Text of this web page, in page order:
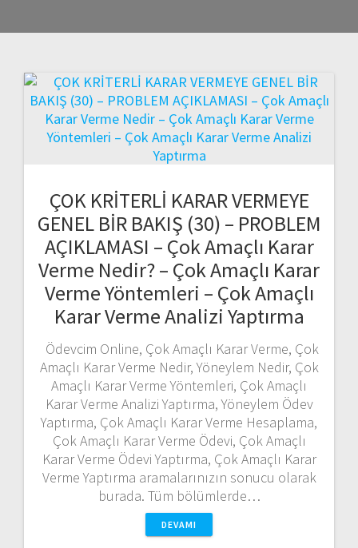
ÇOK KRİTERLİ KARAR VERMEYE
GENEL BİR BAKIŞ (30) – PROBLEM
AÇIKLAMASI – Çok Amaçlı Karar
Verme Nedir? – Çok Amaçlı Karar
Verme Yöntemleri – Çok Amaçlı
Karar Verme Analizi Yaptırma
Ödevcim Online, Çok Amaçlı Karar Verme, Çok
Amaçlı Karar Verme Nedir, Yöneylem Nedir, Çok
Amaçlı Karar Verme Yöntemleri, Çok Amaçlı
Karar Verme Analizi Yaptırma, Yöneylem Ödev
Yaptırma, Çok Amaçlı Karar Verme Hesaplama,
Çok Amaçlı Karar Verme Ödevi, Çok Amaçlı
Karar Verme Ödevi Yaptırma, Çok Amaçlı Karar
Verme Yaptırma aramalarınızın sonucu olarak
burada. Tüm bölümlerde…
DEVAMI